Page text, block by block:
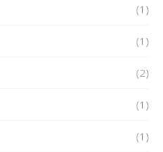
(1)
(1)
(2)
(1)
(1)